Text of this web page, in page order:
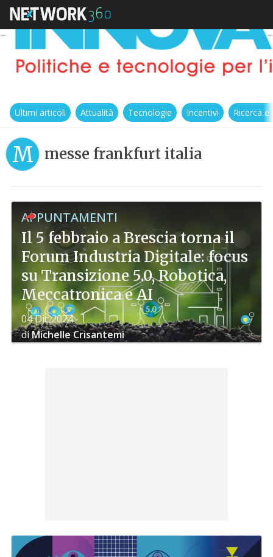
Ultimi articoli Attualità Tecnologie Incentivi Ricerca
M messe frankfurt italia
APPUNTAMENTI
Il 5 febbraio a Brescia torna il
Forum Industria Digitale: focus
su Transizione 5.0, Robotica,
Meccatronica e AI
04 Dic 2024
diMichelle Crisantemi